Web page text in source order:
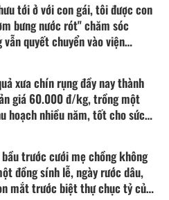
tới ở với con gái, tôi được con
bưng nước rót" chăm sóc
vẫn quyết chuyển vào viện
xưa chín rụng đầy nay thành
giá 60.000 đ/kg, trồng một
hoạch nhiều năm, tốt cho sức
bầu trước cưới mẹ chồng không
đồng sính lễ, ngày rước dâu,
mắt trước biệt thự chục tỷ của